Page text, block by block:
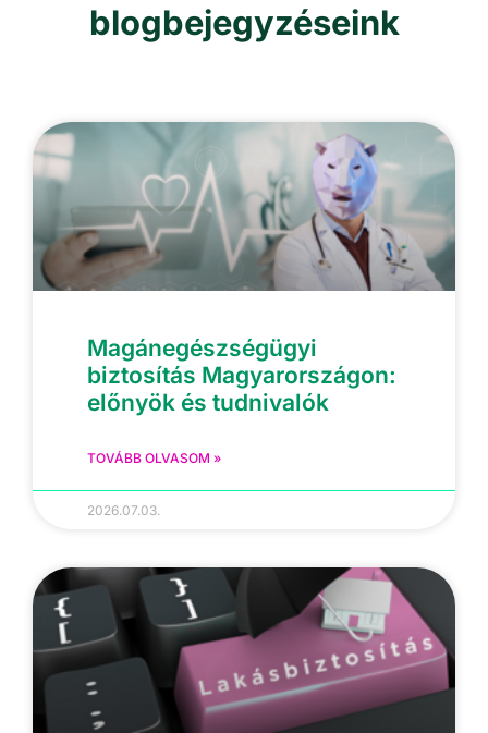
blogbejegyzéseink
Magánegészségügyi
biztosítás Magyarországon:
előnyök és tudnivalók
TOVÁBB OLVASOM »
2026.07.03.